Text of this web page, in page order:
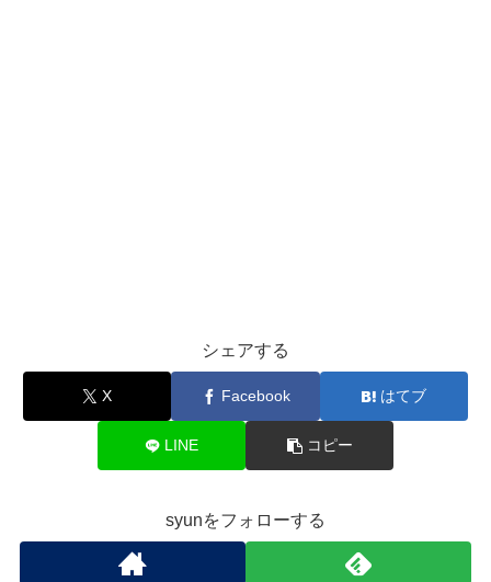
シェアする
X Facebook はてブ
LINE コピー
syunをフォローする